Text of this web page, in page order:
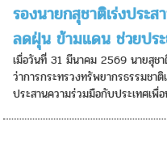
รองนายกสุชาติเร่งประ
ลดฝุ่น ข้ามแดน ช่วยปร
เมื่อวันที่ 31 มีนาคม 2569 นายสุช
ว่าการกระทรวงทรัพยากรธรรมช
ประสานความร่วมมือกับประเทศเพื่